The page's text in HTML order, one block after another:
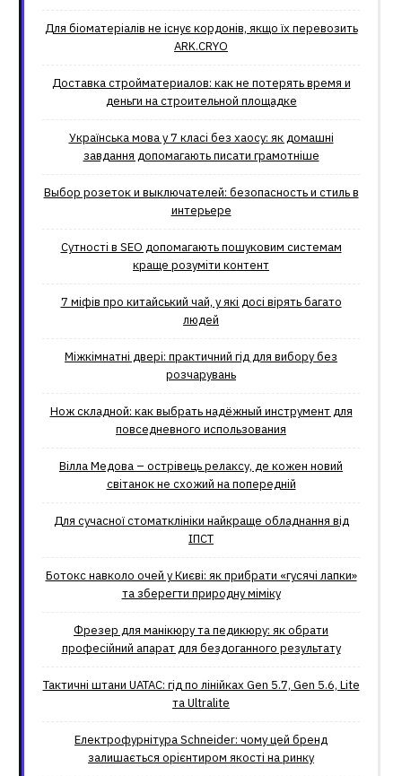
Для біоматеріалів не існує кордонів, якщо їх перевозить
ARK.CRYO
Доставка стройматериалов: как не потерять время и
деньги на строительной площадке
Українська мова у 7 класі без хаосу: як домашні
завдання допомагають писати грамотніше
Выбор розеток и выключателей: безопасность и стиль в
интерьере
Сутності в SEO допомагають пошуковим системам
краще розуміти контент
7 міфів про китайський чай, у які досі вірять багато
людей
Міжкімнатні двері: практичний гід для вибору без
розчарувань
Нож складной: как выбрать надёжный инструмент для
повседневного использования
Вілла Медова – острівець релаксу, де кожен новий
світанок не схожий на попередній
Для сучасної стоматклініки найкраще обладнання від
ІПСТ
Ботокс навколо очей у Києві: як прибрати «гусячі лапки»
та зберегти природну міміку
Фрезер для манікюру та педикюру: як обрати
професійний апарат для бездоганного результату
Тактичні штани UATAC: гід по лінійках Gen 5.7, Gen 5.6, Lite
та Ultralite
Електрофурнітура Schneider: чому цей бренд
залишається орієнтиром якості на ринку